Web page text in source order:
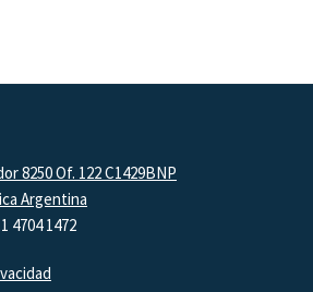
8250 Of. 122 C1429BNP
Argentina
4704 1472